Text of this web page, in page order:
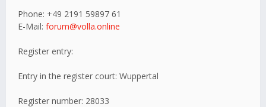
Phone: +49 2191 59897 61
E-Mail: forum@volla.online
Register entry:
Entry in the register court: Wuppertal
Register number: 28033